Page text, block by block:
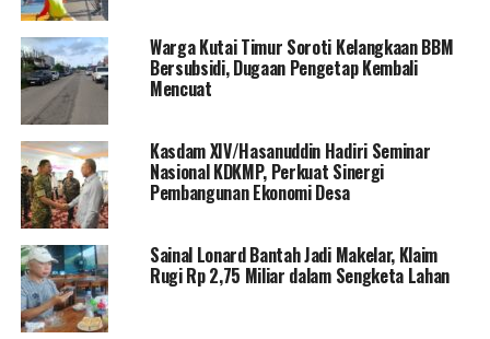
Warga Kutai Timur Soroti Kelangkaan BBM
Bersubsidi, Dugaan Pengetap Kembali
Mencuat
Kasdam XIV/Hasanuddin Hadiri Seminar
Nasional KDKMP, Perkuat Sinergi
Pembangunan Ekonomi Desa
Sainal Lonard Bantah Jadi Makelar, Klaim
Rugi Rp 2,75 Miliar dalam Sengketa Lahan